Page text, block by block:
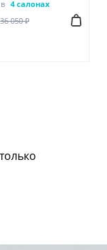
4 салонах
36 050 ₽